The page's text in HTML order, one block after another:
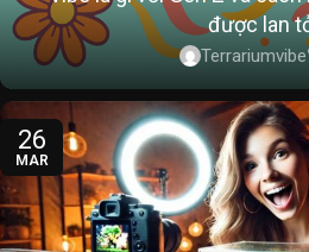
được lan
Terrariumvibe
26
MAR